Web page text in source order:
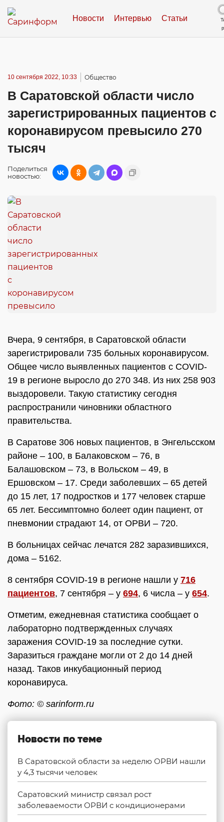
Новости Интервью Статьи
10 сентября 2022, 10:33 Общество
В Саратовской области число
зарегистрированных пациентов с
коронавирусом превысило 270
тысяч
Поделиться
новостью:
Вчера, 9 сентября, в Саратовской области
зарегистрировали 735 больных коронавирусом.
Общее число выявленных пациентов с COVID-
19 в регионе выросло до 270 348. Из них 258 903
выздоровели. Такую статистику сегодня
распространили чиновники областного
правительства.
В Саратове 306 новых пациентов, в Энгельсском
районе – 100, в Балаковском – 76, в
Балашовском – 73, в Вольском – 49, в
Ершовском – 17. Среди заболевших – 65 детей
до 15 лет, 17 подростков и 177 человек старше
65 лет. Бессимптомно болеет один пациент, от
пневмонии страдают 14, от ОРВИ – 720.
В больницах сейчас лечатся 282 заразившихся,
дома – 5162.
8 сентября COVID-19 в регионе нашли у 716
пациентов, 7 сентября – у 694, 6 числа – у 654.
Отметим, ежедневная статистика сообщает о
лабораторно подтвержденных случаях
заражения COVID-19 за последние сутки.
Заразиться граждане могли от 2 до 14 дней
назад. Таков инкубационный период
коронавируса.
Фото: © sarinform.ru
Новости по теме
В Саратовской области за неделю ОРВИ нашли
у 4,3 тысячи человек
Саратовский министр связал рост
заболеваемости ОРВИ с кондиционерами